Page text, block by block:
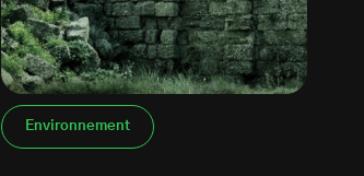
Environnement